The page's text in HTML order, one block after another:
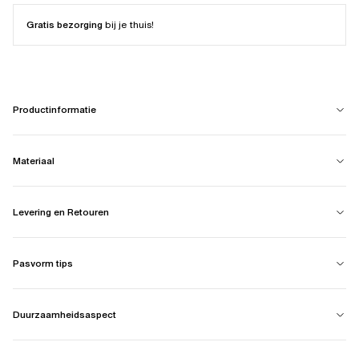
Gratis bezorgingbij je thuis!
Productinformatie
Materiaal
Levering en Retouren
Pasvorm tips
Duurzaamheidsaspect